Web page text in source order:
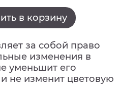
в корзину
за собой право
изменения в
уменьшит его
не изменит цветовую